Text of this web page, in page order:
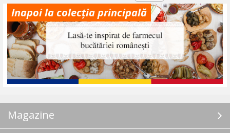
Inapoi la colecția principală
Magazine